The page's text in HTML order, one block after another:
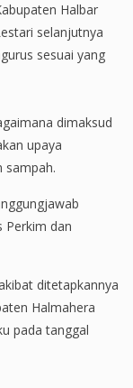
Halbar
selanjutnya
sesuai yang
dimaksud
upaya
sampah.
Perkim dan
ditetapkannya
Halmahera
pada tanggal